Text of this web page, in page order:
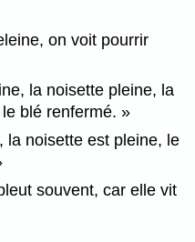
on voit pourrir
la noisette pleine, la
blé renfermé.
la noisette est pleine, le
souvent, car elle vit